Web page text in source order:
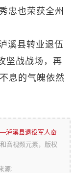
忠也荣获全州
溪县转业退伍
坚战战场，再
息的气魄依然
溪县退役军人奋
音视频元素，版权
源: